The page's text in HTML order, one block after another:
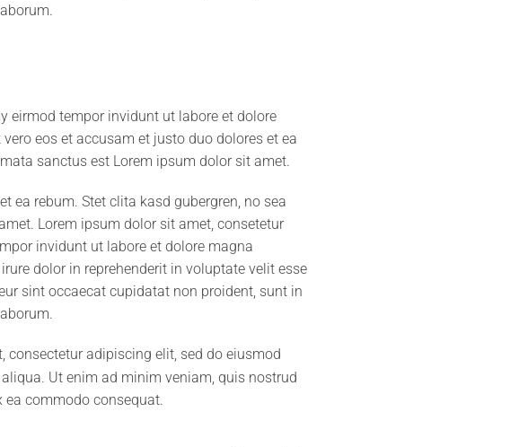
eirmod tempor invidunt ut labore et dolore
eos et accusam et justo duo dolores et ea
sanctus est Lorem ipsum dolor sit amet.
ea rebum. Stet clita kasd gubergren, no sea
Lorem ipsum dolor sit amet, consetetur
invidunt ut labore et dolore magna
dolor in reprehenderit in voluptate velit esse
sint occaecat cupidatat non proident, sunt in
consectetur adipiscing elit, sed do eiusmod
Ut enim ad minim veniam, quis nostrud
commodo consequat.